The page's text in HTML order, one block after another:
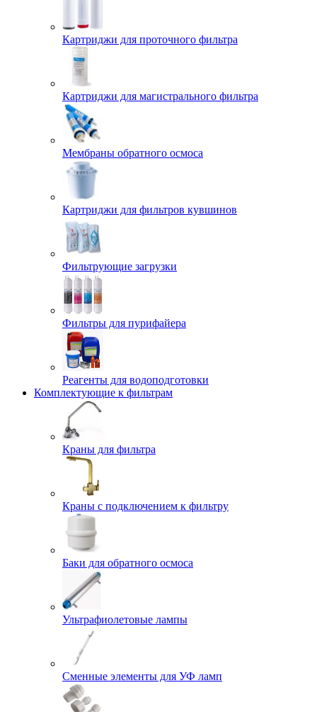
Картриджи для проточного фильтра
Картриджи для магистрального фильтра
Мембраны обратного осмоса
Картриджи для фильтров кувшинов
Фильтрующие загрузки
Фильтры для пурифайера
Реагенты для водоподготовки
Комплектующие к фильтрам
Краны для фильтра
Краны с подключением к фильтру
Баки для обратного осмоса
Ультрафиолетовые лампы
Сменные элементы для УФ ламп